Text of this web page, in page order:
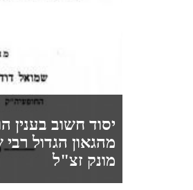
יסוד חשוב בענין
מהגאון הגדול
מונק זצ"ל